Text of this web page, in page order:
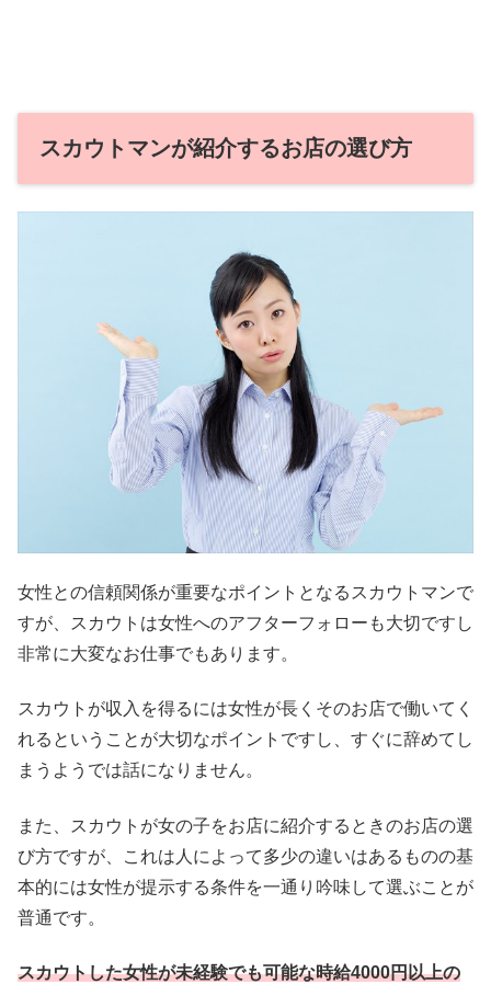
スカウトマンが紹介するお店の選び方
女性との信頼関係が重要なポイントとなるスカウトマンで
すが、スカウトは女性へのアフターフォローも大切ですし
非常に大変なお仕事でもあります。
スカウトが収入を得るには女性が長くそのお店で働いてく
れるということが大切なポイントですし、すぐに辞めてし
まうようでは話になりません。
また、スカウトが女の子をお店に紹介するときのお店の選
び方ですが、これは人によって多少の違いはあるものの基
本的には女性が提示する条件を一通り吟味して選ぶことが
普通です。
スカウトした女性が未経験でも可能な時給4000円以上の